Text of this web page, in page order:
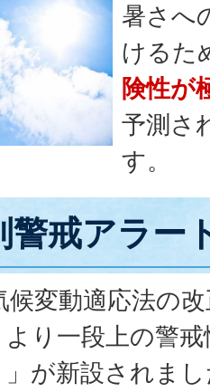
暑さへ
けるた
険性が
予測さ
す。
警戒アラー
変動適応法の
り一段上の警
が新設されま